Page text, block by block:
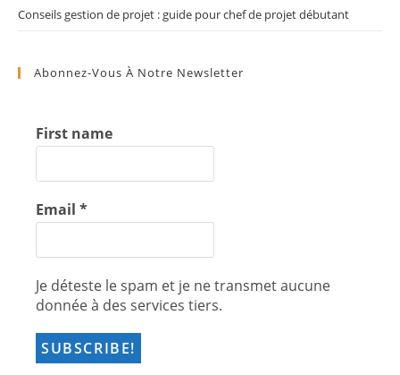
Conseils gestion de projet : guide pour chef de projet débutant
Abonnez-Vous À Notre Newsletter
First name
Email *
Je déteste le spam et je ne transmet aucune
donnée à des services tiers.